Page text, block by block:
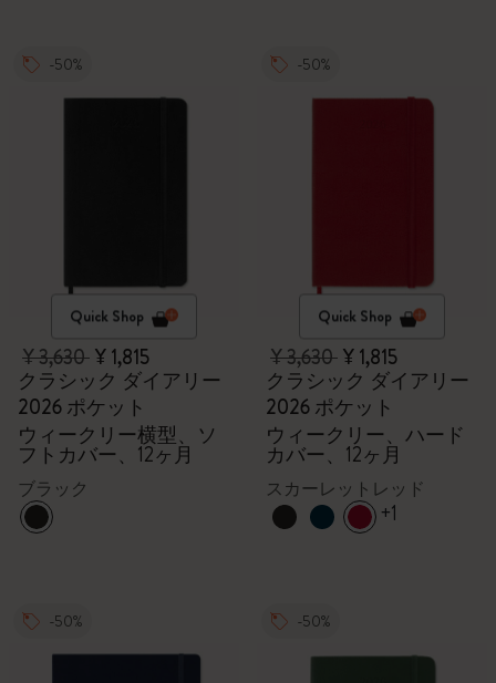
-50%
Quick Shop
¥ 3,630¥ 1,815
クラシック ダイアリー
2026 ポケット
ウィークリー横型、ソ
フトカバー、12ヶ月
ブラック
-50%
Quick Shop
¥ 3,630¥ 1,815
クラシック ダイアリー
2026 ポケット
ウィークリー、ハード
カバー、12ヶ月
スカーレットレッド
+1
-50% -50%